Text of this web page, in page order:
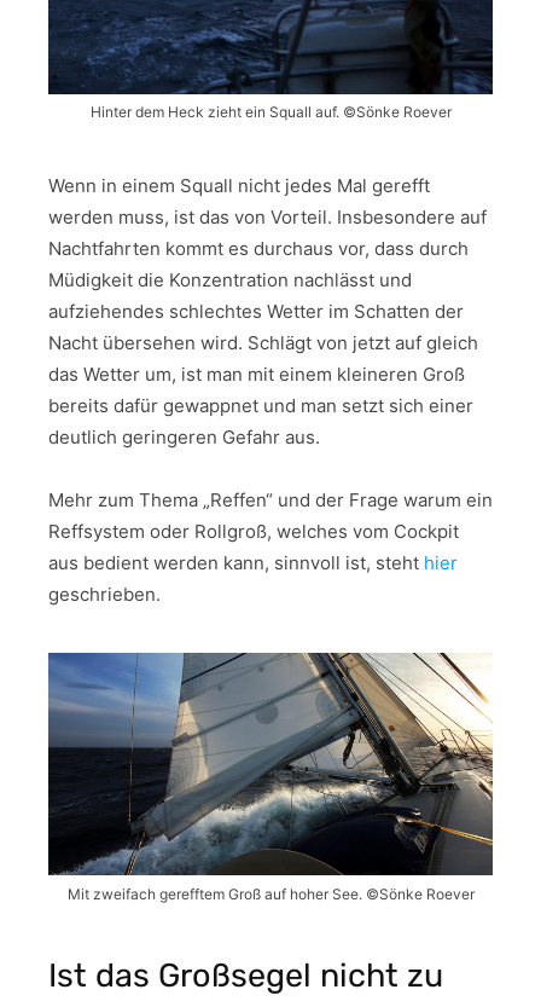
Hinter dem Heck zieht ein Squall auf. ©Sönke Roever
Wenn in einem Squall nicht jedes Mal gerefft
werden muss, ist das von Vorteil. Insbesondere auf
Nachtfahrten kommt es durchaus vor, dass durch
Müdigkeit die Konzentration nachlässt und
aufziehendes schlechtes Wetter im Schatten der
Nacht übersehen wird. Schlägt von jetzt auf gleich
das Wetter um, ist man mit einem kleineren Groß
bereits dafür gewappnet und man setzt sich einer
deutlich geringeren Gefahr aus.
Mehr zum Thema „Reffen“ und der Frage warum ein
Reffsystem oder Rollgroß, welches vom Cockpit
aus bedient werden kann, sinnvoll ist, steht hier
geschrieben.
Mit zweifach gerefftem Groß auf hoher See. ©Sönke Roever
Ist das Großsegel nicht zu